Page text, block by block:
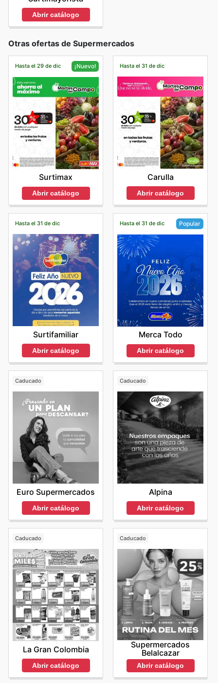
Abrir catálogo
Otras ofertas de Supermercados
Hasta el 29 de dic ¡Nuevo!
Surtimax
Abrir catálogo
Hasta el 31 de dic
Carulla
Abrir catálogo
Hasta el 31 de dic
Surtifamiliar
Abrir catálogo
Hasta el 31 de dic Popular
Merca Todo
Abrir catálogo
Caducado
Euro Supermercados
Abrir catálogo
Caducado
Alpina
Abrir catálogo
Caducado
La Gran Colombia
Abrir catálogo
Caducado
Supermercados
Belalcazar
Abrir catálogo